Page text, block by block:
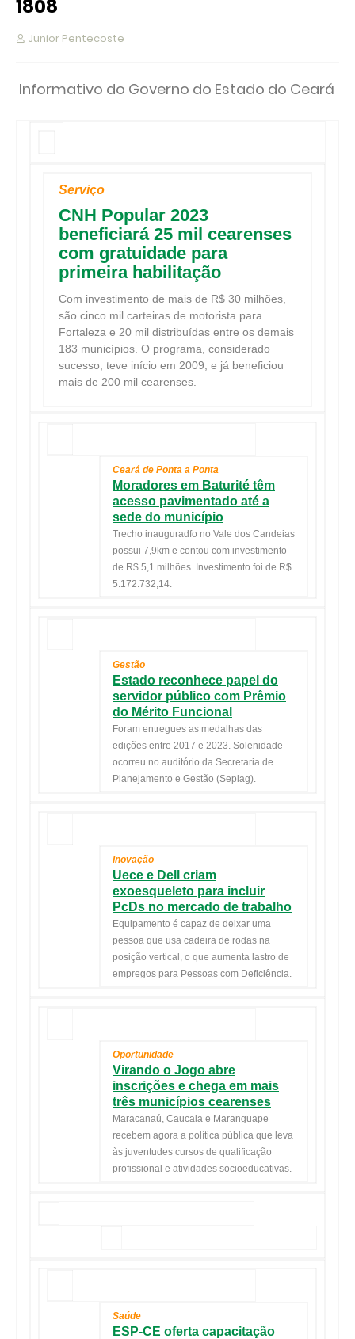
1808
Junior Pentecoste
Informativo do Governo do Estado do Ceará
Serviço
CNH Popular 2023
beneficiará 25 mil cearenses
com gratuidade para
primeira habilitação
Com investimento de mais de R$ 30 milhões,
são cinco mil carteiras de motorista para
Fortaleza e 20 mil distribuídas entre os demais
183 municípios. O programa, considerado
sucesso, teve início em 2009, e já beneficiou
mais de 200 mil cearenses.
Ceará de Ponta a Ponta
Moradores em Baturité têm
acesso pavimentado até a
sede do município
Trecho inauguradfo no Vale dos Candeias
possui 7,9km e contou com investimento
de R$ 5,1 milhões. Investimento foi de R$
5.172.732,14.
Gestão
Estado reconhece papel do
servidor público com Prêmio
do Mérito Funcional
Foram entregues as medalhas das
edições entre 2017 e 2023. Solenidade
ocorreu no auditório da Secretaria de
Planejamento e Gestão (Seplag).
Inovação
Uece e Dell criam
exoesqueleto para incluir
PcDs no mercado de trabalho
Equipamento é capaz de deixar uma
pessoa que usa cadeira de rodas na
posição vertical, o que aumenta lastro de
empregos para Pessoas com Deficiência.
Oportunidade
Virando o Jogo abre
inscrições e chega em mais
três municípios cearenses
Maracanaú, Caucaia e Maranguape
recebem agora a política pública que leva
às juventudes cursos de qualificação
profissional e atividades socioeducativas.
Saúde
ESP-CE oferta capacitação